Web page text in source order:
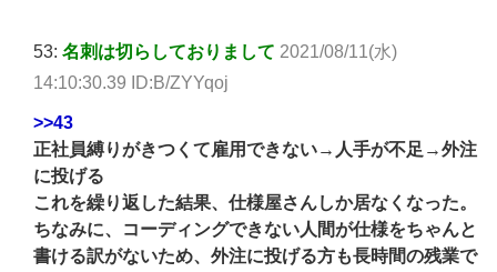
53: 名刺は切らしておりまして 2021/08/11(水)
14:10:30.39 ID:B/ZYYqoj
>>43
正社員縛りがきつくて雇用できない→人手が不足→外注
に投げる
これを繰り返した結果、仕様屋さんしか居なくなった。
ちなみに、コーディングできない人間が仕様をちゃんと
書ける訳がないため、外注に投げる方も長時間の残業で